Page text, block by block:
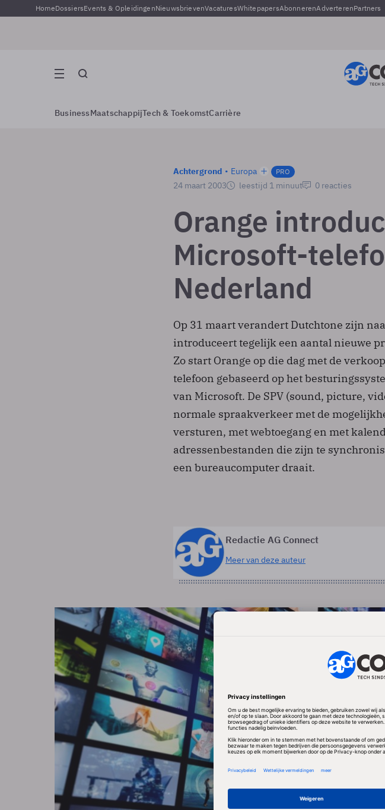
HomeDossiersEvents & OpleidingenNieuwsbrievenVacaturesWhitepapersAbonnerenAdverterenPartners
BusinessMaatschappijTech & ToekomstCarrière
Achtergrond Europa PRO
24 maart 2003 leestijd 1 minuut 0 reacties
Orange
Microsoft-
Nederland
Op 31 maart verandert Dutchtone zijn
introduceert tegelijk een aantal nieuwe
Zo start Orange op die dag met de
telefoon gebaseerd op het
van Microsoft. De SPV (sound, picture,
normale spraakverkeer met de
versturen, met webtoegang en met
adressenbestanden die zijn te
een bureaucomputer draait.
Redactie AG Connect
Meer van deze auteur